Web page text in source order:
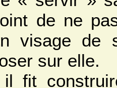
de ne
visage de
sur elle.
il fit